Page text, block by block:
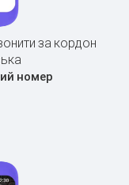
за кордон
номер